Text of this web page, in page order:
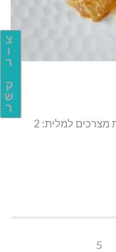
צ
ו
ר
ק
ש
ר
4 מנות זמן הכנה: 15 דקות זמן אפיה: 30 דקות מצרכים למלית: 2
5